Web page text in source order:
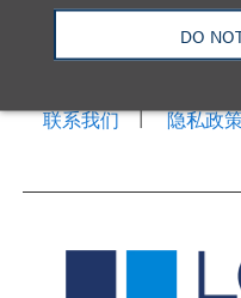
DO
华盛顿特区
旧
联系我们
隐私政